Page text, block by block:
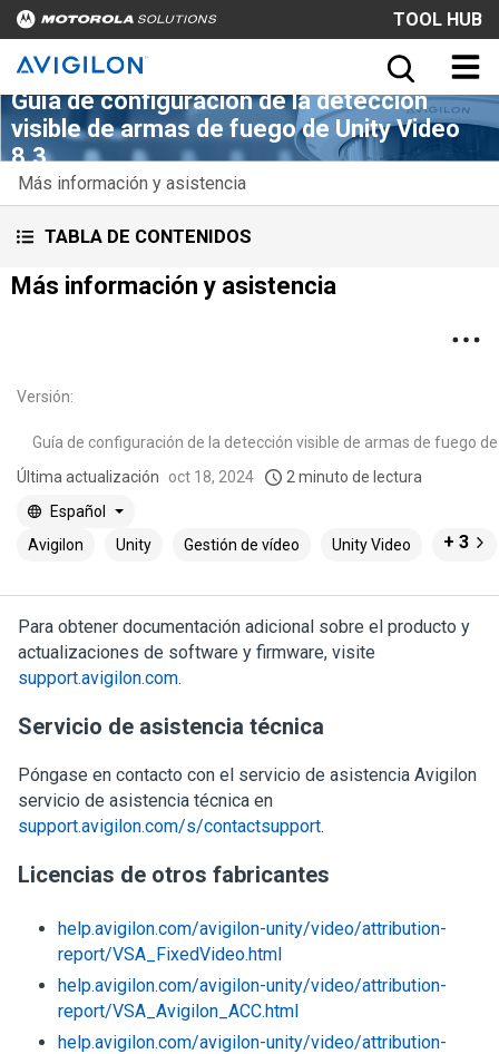
TOOL HUB
Guía de configuración de la detección
visible de armas de fuego de Unity Video
8.3
Más información y asistencia
TABLA DE CONTENIDOS
Más información y asistencia
Versión:
Guía de configuración de la detección visible de armas de fuego
Última actualización
oct 18, 2024
2 minuto de lectura
Español
Avigilon
Unity Gestión de vídeo Unity Video + 3
Para obtener documentación adicional sobre el producto y
actualizaciones de software y firmware, visite
support.avigilon.com.
Servicio de asistencia técnica
Póngase en contacto con el servicio de asistencia Avigilon
servicio de asistencia técnica en
support.avigilon.com/s/contactsupport.
Licencias de otros fabricantes
help.avigilon.com/avigilon-unity/video/attribution-
report/VSA_FixedVideo.html
help.avigilon.com/avigilon-unity/video/attribution-
report/VSA_Avigilon_ACC.html
help.avigilon.com/avigilon-unity/video/attribution-